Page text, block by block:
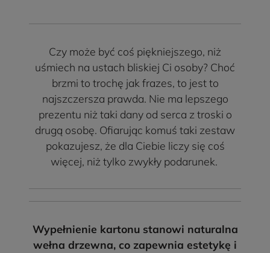
Czy może być coś piękniejszego, niż
uśmiech na ustach bliskiej Ci osoby? Choć
brzmi to trochę jak frazes, to jest to
najszczersza prawda. Nie ma lepszego
prezentu niż taki dany od serca z troski o
drugą osobę. Ofiarując komuś taki zestaw
pokazujesz, że dla Ciebie liczy się coś
więcej, niż tylko zwykły podarunek.
Wypełnienie kartonu stanowi naturalna
wełna drzewna, co zapewnia estetykę i